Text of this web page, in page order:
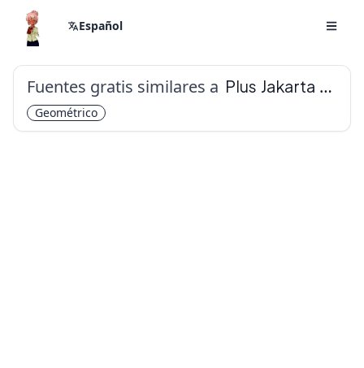
Español
Fuentes gratis similares a Plus Jakarta Sans
Geométrico